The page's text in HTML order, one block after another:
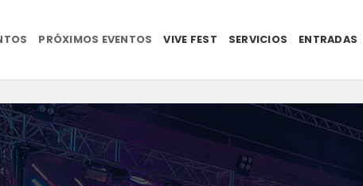
PRÓXIMOS EVENTOS VIVE FEST SERVICIOS ENTRADAS